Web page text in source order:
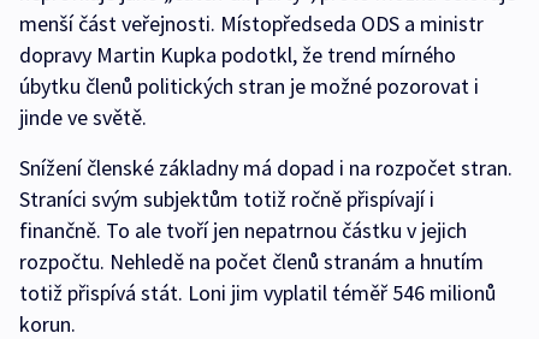
menší část veřejnosti. Místopředseda ODS a ministr
dopravy Martin Kupka podotkl, že trend mírného
úbytku členů politických stran je možné pozorovat i
jinde ve světě.
Snížení členské základny má dopad i na rozpočet stran.
Straníci svým subjektům totiž ročně přispívají i
finančně. To ale tvoří jen nepatrnou částku v jejich
rozpočtu. Nehledě na počet členů stranám a hnutím
totiž přispívá stát. Loni jim vyplatil téměř 546 milionů
korun.